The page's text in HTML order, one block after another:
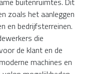
zoals het aanleggen
en bedrijfsterreinen.
die
de klant en de
machines en